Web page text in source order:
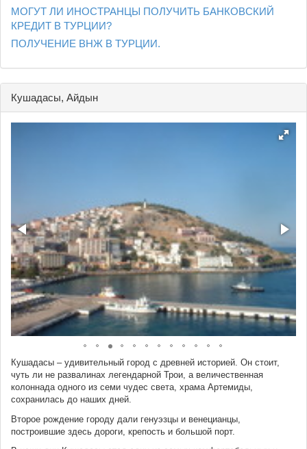
МОГУТ ЛИ ИНОСТРАНЦЫ ПОЛУЧИТЬ БАНКОВСКИЙ
КРЕДИТ В ТУРЦИИ?
ПОЛУЧЕНИЕ ВНЖ В ТУРЦИИ.
Кушадасы, Айдын
Кушадасы – удивительный город с древней историей. Он стоит,
чуть ли не развалинах легендарной Трои, а величественная
колоннада одного из семи чудес света, храма Артемиды,
сохранилась до наших дней.
Второе рождение городу дали генуэзцы и венецианцы,
построившие здесь дороги, крепость и большой порт.